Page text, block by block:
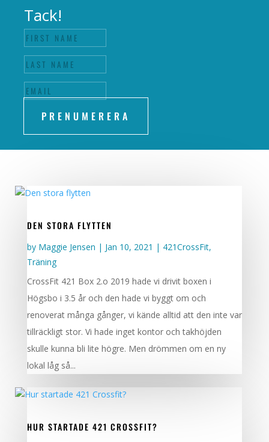
Tack!
PRENUMERERA
DEN STORA FLYTTEN
by Maggie Jensen | Jan 10, 2021 | 421CrossFit,
Träning
CrossFit 421 Box 2.o 2019 hade vi drivit boxen i
Högsbo i 3.5 år och den hade vi byggt om och
renoverat många gånger, vi kände alltid att den inte var
tillräckligt stor. Vi hade inget kontor och takhöjden
skulle kunna bli lite högre. Men drömmen om en ny
lokal låg så...
HUR STARTADE 421 CROSSFIT?